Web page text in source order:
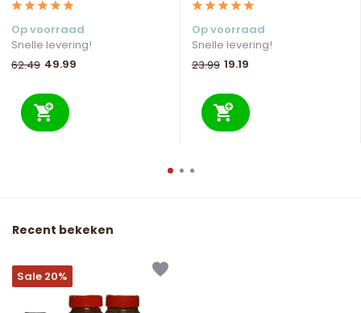
Op voorraad
Snelle levering!
62.49 49.99
Op voorraad
Snelle levering!
23.99 19.19
Recent bekeken
Sale 20%